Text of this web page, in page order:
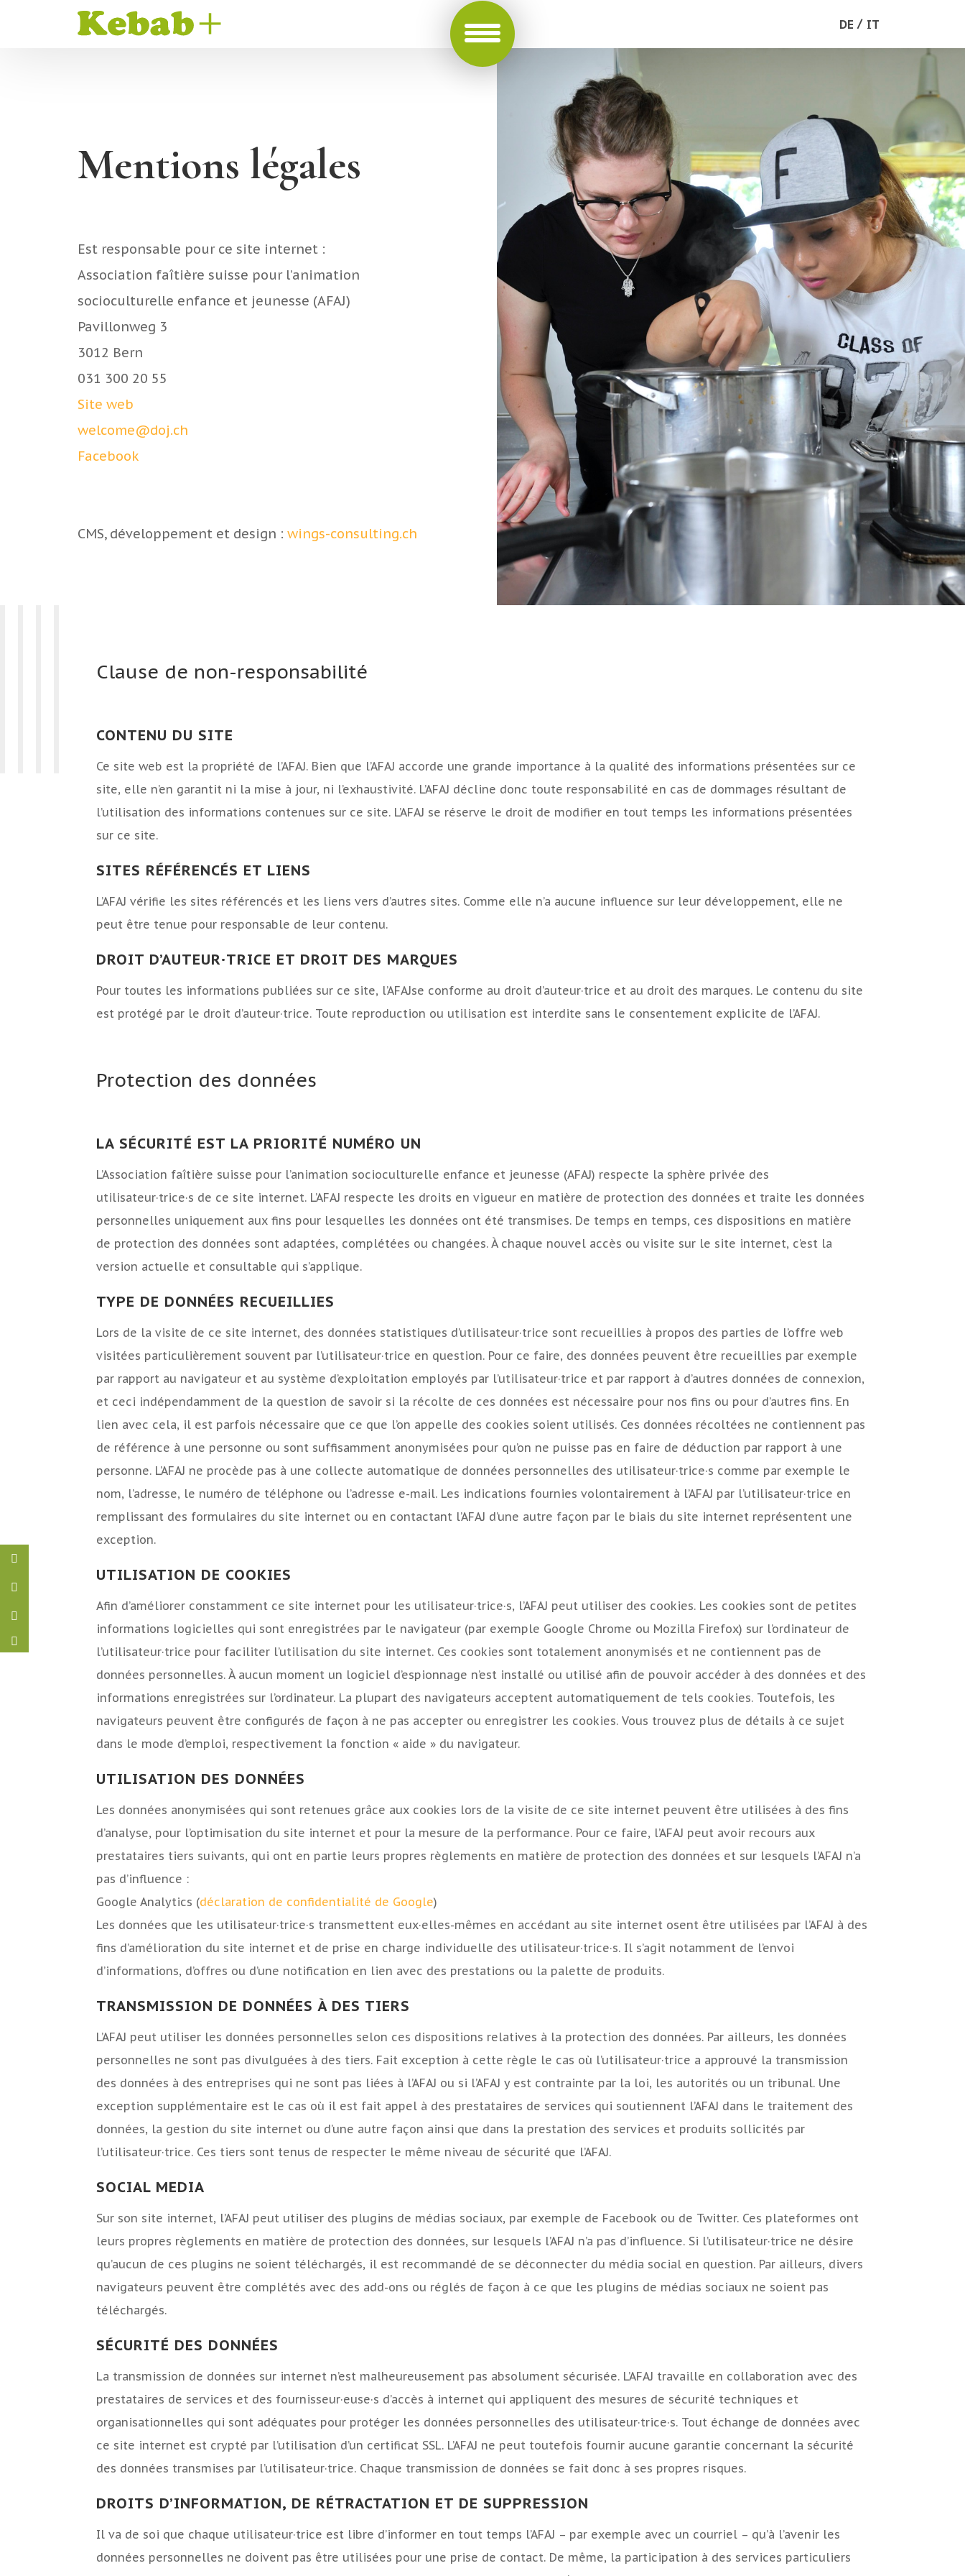
DE IT
Mentions légales
Est responsable pour ce site internet :
Association faîtière suisse pour l’animation
socioculturelle enfance et jeunesse (AFAJ)
Pavillonweg 3
3012 Bern
031 300 20 55
Site web
hc.jod@emoclew
Facebook
CMS, développement et design : wings-consulting.ch
Clause de non-responsabilité
CONTENU DU SITE
Ce site web est la propriété de l’AFAJ. Bien que l’AFAJ accorde une grande importance à la qualité des informations présentées sur ce
site, elle n’en garantit ni la mise à jour, ni l’exhaustivité. L’AFAJ décline donc toute responsabilité en cas de dommages résultant de
l’utilisation des informations contenues sur ce site. L’AFAJ se réserve le droit de modifier en tout temps les informations présentées
sur ce site.
SITES RÉFÉRENCÉS ET LIENS
L’AFAJ vérifie les sites référencés et les liens vers d’autres sites. Comme elle n’a aucune influence sur leur développement, elle ne
peut être tenue pour responsable de leur contenu.
DROIT D’AUTEUR·TRICE ET DROIT DES MARQUES
Pour toutes les informations publiées sur ce site, l’AFAJse conforme au droit d’auteur·trice et au droit des marques. Le contenu du site
est protégé par le droit d’auteur·trice. Toute reproduction ou utilisation est interdite sans le consentement explicite de l’AFAJ.
Protection des données
LA SÉCURITÉ EST LA PRIORITÉ NUMÉRO UN
L’Association faîtière suisse pour l’animation socioculturelle enfance et jeunesse (AFAJ) respecte la sphère privée des
utilisateur·trice·s de ce site internet. L’AFAJ respecte les droits en vigueur en matière de protection des données et traite les données
personnelles uniquement aux fins pour lesquelles les données ont été transmises. De temps en temps, ces dispositions en matière
de protection des données sont adaptées, complétées ou changées. À chaque nouvel accès ou visite sur le site internet, c’est la
version actuelle et consultable qui s’applique.
TYPE DE DONNÉES RECUEILLIES
Lors de la visite de ce site internet, des données statistiques d’utilisateur·trice sont recueillies à propos des parties de l’offre web
visitées particulièrement souvent par l’utilisateur·trice en question. Pour ce faire, des données peuvent être recueillies par exemple
par rapport au navigateur et au système d’exploitation employés par l’utilisateur·trice et par rapport à d’autres données de connexion,
et ceci indépendamment de la question de savoir si la récolte de ces données est nécessaire pour nos fins ou pour d’autres fins. En
lien avec cela, il est parfois nécessaire que ce que l’on appelle des cookies soient utilisés. Ces données récoltées ne contiennent pas
de référence à une personne ou sont suffisamment anonymisées pour qu’on ne puisse pas en faire de déduction par rapport à une
personne. L’AFAJ ne procède pas à une collecte automatique de données personnelles des utilisateur·trice·s comme par exemple le
nom, l’adresse, le numéro de téléphone ou l’adresse e-mail. Les indications fournies volontairement à l’AFAJ par l’utilisateur·trice en
remplissant des formulaires du site internet ou en contactant l’AFAJ d’une autre façon par le biais du site internet représentent une
exception.
UTILISATION DE COOKIES
Afin d’améliorer constamment ce site internet pour les utilisateur·trice·s, l’AFAJ peut utiliser des cookies. Les cookies sont de petites
informations logicielles qui sont enregistrées par le navigateur (par exemple Google Chrome ou Mozilla Firefox) sur l’ordinateur de
l’utilisateur·trice pour faciliter l’utilisation du site internet. Ces cookies sont totalement anonymisés et ne contiennent pas de
données personnelles. À aucun moment un logiciel d’espionnage n’est installé ou utilisé afin de pouvoir accéder à des données et des
informations enregistrées sur l’ordinateur. La plupart des navigateurs acceptent automatiquement de tels cookies. Toutefois, les
navigateurs peuvent être configurés de façon à ne pas accepter ou enregistrer les cookies. Vous trouvez plus de détails à ce sujet
dans le mode d’emploi, respectivement la fonction « aide » du navigateur.
UTILISATION DES DONNÉES
Les données anonymisées qui sont retenues grâce aux cookies lors de la visite de ce site internet peuvent être utilisées à des fins
d’analyse, pour l’optimisation du site internet et pour la mesure de la performance. Pour ce faire, l’AFAJ peut avoir recours aux
prestataires tiers suivants, qui ont en partie leurs propres règlements en matière de protection des données et sur lesquels l’AFAJ n’a
pas d’influence :
Google Analytics (déclaration de confidentialité de Google)
Les données que les utilisateur·trice·s transmettent eux·elles-mêmes en accédant au site internet osent être utilisées par l’AFAJ à des
fins d’amélioration du site internet et de prise en charge individuelle des utilisateur·trice·s. Il s’agit notamment de l’envoi
d’informations, d’offres ou d’une notification en lien avec des prestations ou la palette de produits.
TRANSMISSION DE DONNÉES À DES TIERS
L’AFAJ peut utiliser les données personnelles selon ces dispositions relatives à la protection des données. Par ailleurs, les données
personnelles ne sont pas divulguées à des tiers. Fait exception à cette règle le cas où l’utilisateur·trice a approuvé la transmission
des données à des entreprises qui ne sont pas liées à l’AFAJ ou si l’AFAJ y est contrainte par la loi, les autorités ou un tribunal. Une
exception supplémentaire est le cas où il est fait appel à des prestataires de services qui soutiennent l’AFAJ dans le traitement des
données, la gestion du site internet ou d’une autre façon ainsi que dans la prestation des services et produits sollicités par
l’utilisateur·trice. Ces tiers sont tenus de respecter le même niveau de sécurité que l’AFAJ.
SOCIAL MEDIA
Sur son site internet, l’AFAJ peut utiliser des plugins de médias sociaux, par exemple de Facebook ou de Twitter. Ces plateformes ont
leurs propres règlements en matière de protection des données, sur lesquels l’AFAJ n’a pas d’influence. Si l’utilisateur·trice ne désire
qu’aucun de ces plugins ne soient téléchargés, il est recommandé de se déconnecter du média social en question. Par ailleurs, divers
navigateurs peuvent être complétés avec des add-ons ou réglés de façon à ce que les plugins de médias sociaux ne soient pas
téléchargés.
SÉCURITÉ DES DONNÉES
La transmission de données sur internet n’est malheureusement pas absolument sécurisée. L’AFAJ travaille en collaboration avec des
prestataires de services et des fournisseur·euse·s d’accès à internet qui appliquent des mesures de sécurité techniques et
organisationnelles qui sont adéquates pour protéger les données personnelles des utilisateur·trice·s. Tout échange de données avec
ce site internet est crypté par l’utilisation d’un certificat SSL. L’AFAJ ne peut toutefois fournir aucune garantie concernant la sécurité
des données transmises par l’utilisateur·trice. Chaque transmission de données se fait donc à ses propres risques.
DROITS D’INFORMATION, DE RÉTRACTATION ET DE SUPPRESSION
Il va de soi que chaque utilisateur·trice est libre d’informer en tout temps l’AFAJ – par exemple avec un courriel – qu’à l’avenir les
données personnelles ne doivent pas être utilisées pour une prise de contact. De même, la participation à des services particuliers